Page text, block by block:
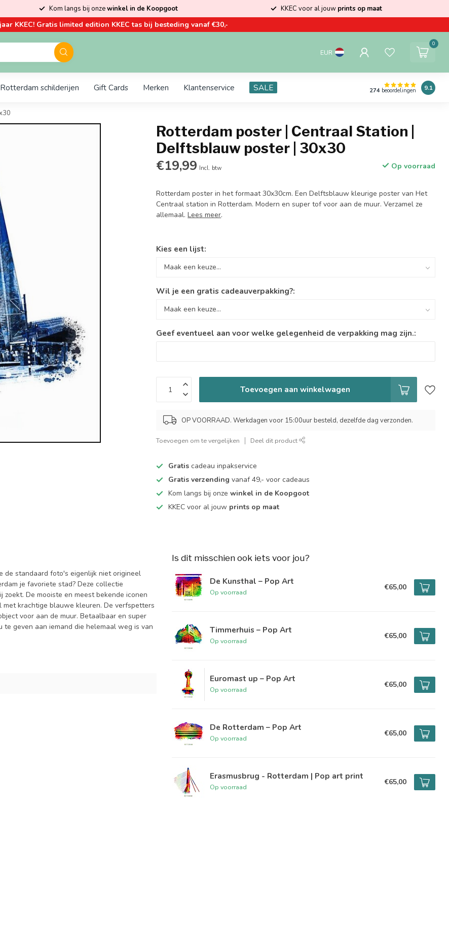
Kom langs bij onzewinkel in de Koopgoot KKEC voor al jouw prints op maat
KKEC! Gratis limited edition KKEC tas bij besteding vanaf €30,-
EUR
0
Rotterdam schilderijen Gift Cards Merken Klantenservice SALE 274 beoordelingen 9.1
Rotterdam poster | Centraal Station |
Delftsblauw poster | 30x30
€19,99 Incl. btw Op voorraad
Rotterdam poster in het formaat 30x30cm. Een Delftsblauw kleurige poster van Het
Centraal station in Rotterdam. Modern en super tof voor aan de muur. Verzamel ze
allemaal.Lees meer.
Kies een lijst:
Wil je een gratis cadeauverpakking?:
Geef eventueel aan voor welke gelegenheid de verpakking mag zijn.:
Toevoegen aan winkelwagen
OP VOORRAAD. Werkdagen voor 15:00uur besteld, dezelfde dag verzonden.
Toevoegen om te vergelijken Deel dit product
Gratis cadeau inpakservice
Gratis verzending vanaf 49,- voor cadeaus
Kom langs bij onzewinkel in de Koopgoot
KKEC voor al jouw prints op maat
de standaard foto's eigenlijk niet origineel
je favoriete stad? Deze collectie
De mooiste en meest bekende iconen
krachtige blauwe kleuren. De verfspetters
voor aan de muur. Betaalbaar en super
geven aan iemand die helemaal weg is van
Is dit misschien ook iets voor jou?
De Kunsthal – Pop Art
Op voorraad
€65,00
Timmerhuis – Pop Art
Op voorraad
€65,00
Euromast up – Pop Art
Op voorraad
€65,00
De Rotterdam – Pop Art
Op voorraad
€65,00
Erasmusbrug - Rotterdam | Pop art print
Op voorraad
€65,00